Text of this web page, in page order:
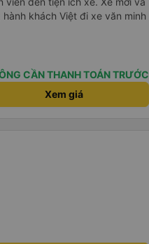
khách Việt đi xe văn minh
CẦN THANH TOÁN TRƯỚC
Xem giá